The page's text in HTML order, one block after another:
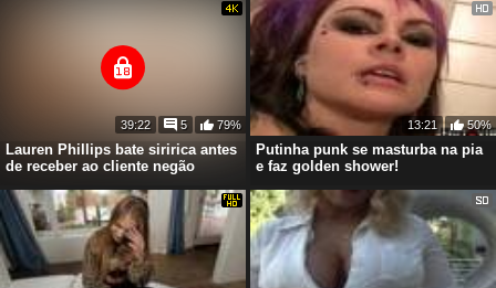
Lauren Phillips bate siririca antes
de receber ao cliente negão
39:22 5 79%
Putinha punk se masturba na pia
e faz golden shower!
13:21 50%